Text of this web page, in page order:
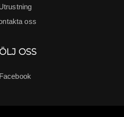
oss
OSS
Facebook